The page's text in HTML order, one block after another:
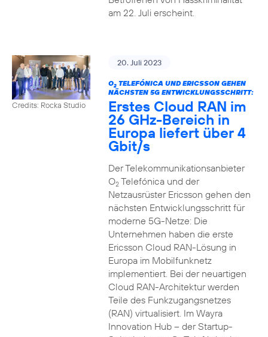
am 22. Juli erscheint.
Credits: Rocka Studio
20. Juli 2023
O2TELEFÓNICA UND ERICSSON GEHEN
NÄCHSTEN 5G ENTWICKLUNGSSCHRITT:
Erstes Cloud RAN im
26 GHz-Bereich in
Europa liefert über 4
Gbit/s
Der Telekommunikationsanbieter
O2Telefónica und der
Netzausrüster Ericsson gehen den
nächsten Entwicklungsschritt für
moderne 5G-Netze: Die
Unternehmen haben die erste
Ericsson Cloud RAN-Lösung in
Europa im Mobilfunknetz
implementiert. Bei der neuartigen
Cloud RAN-Architektur werden
Teile des Funkzugangsnetzes
(RAN) virtualisiert. Im Wayra
Innovation Hub – der Startup-